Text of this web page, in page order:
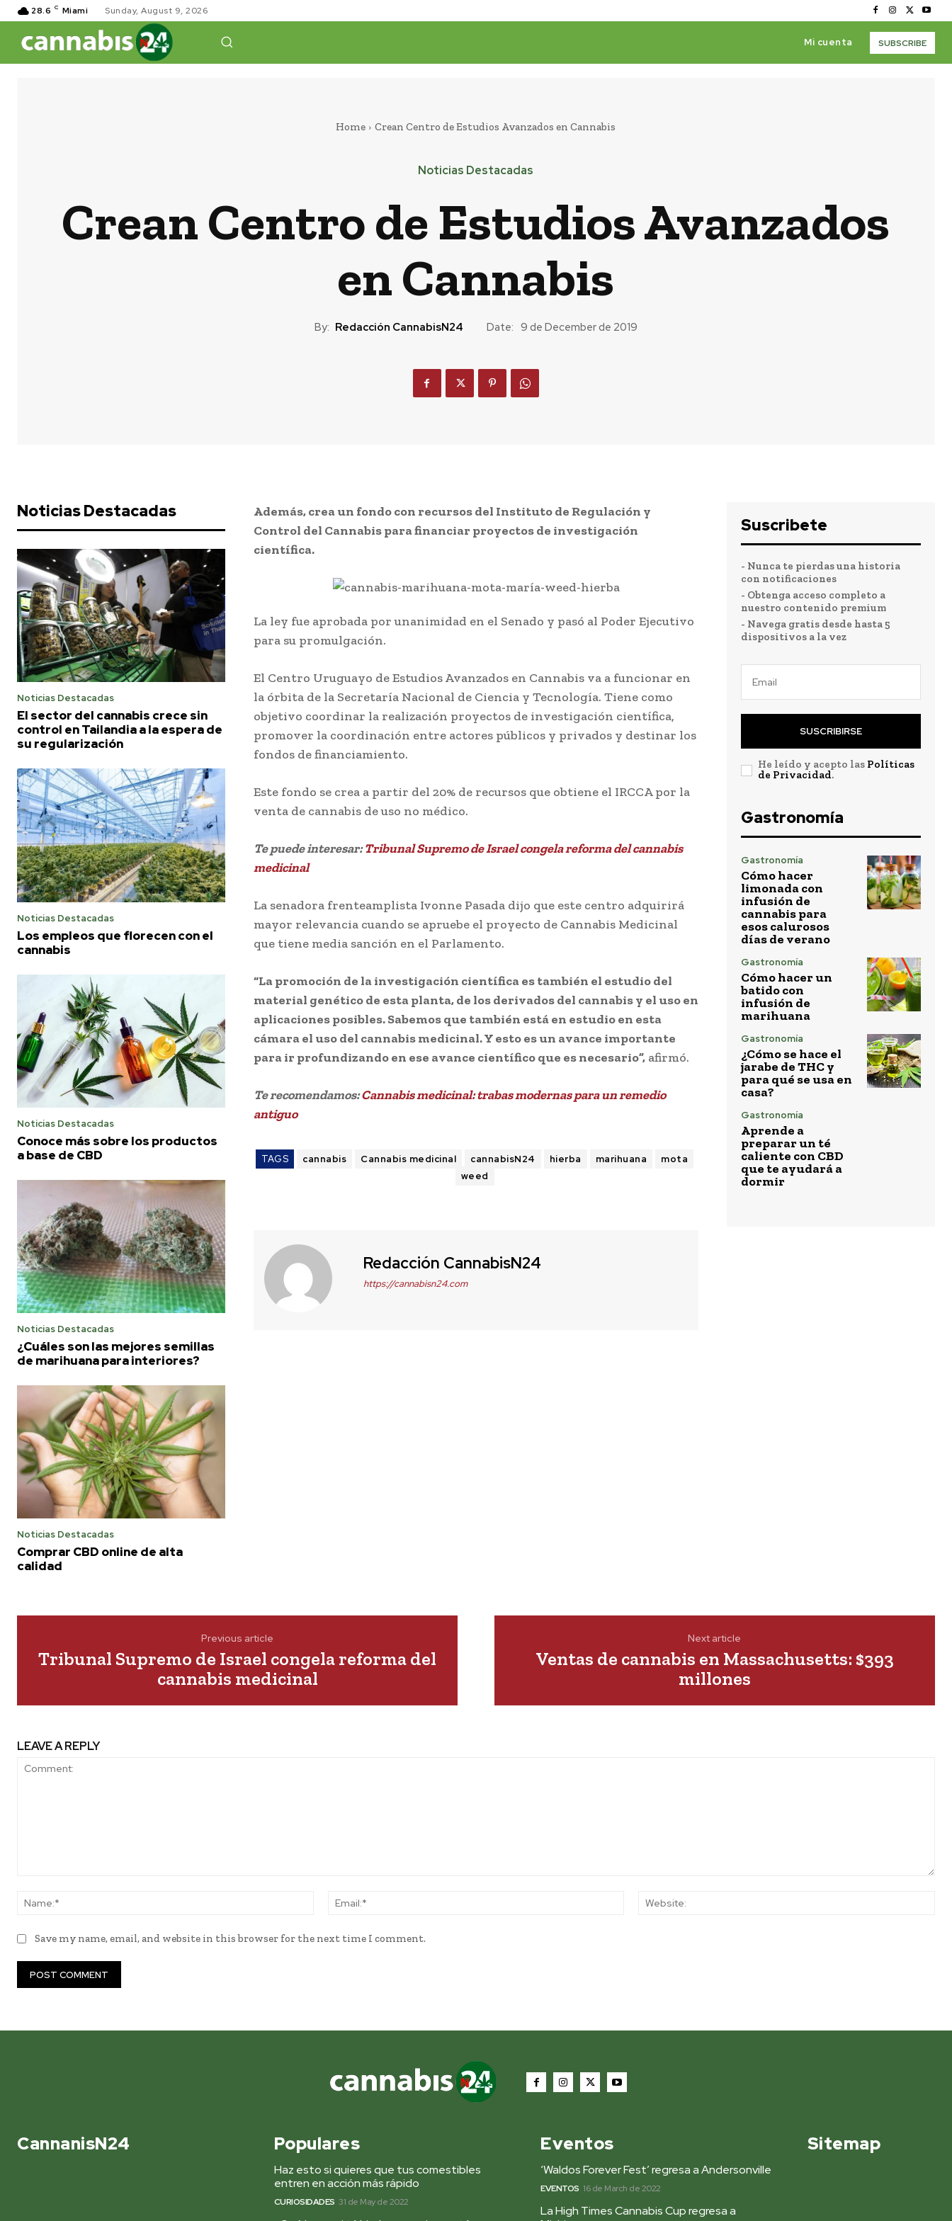
28.6 C Miami Sunday, August 9, 2026
Mi cuenta SUBSCRIBE
Home Crean Centro de Estudios Avanzados en Cannabis
Noticias Destacadas
Crean Centro de Estudios Avanzados
en Cannabis
By: Redacción CannabisN24 Date: 9 de December de 2019
Noticias Destacadas
Noticias Destacadas
El sector del cannabis crece sin
control en Tailandia a la espera de
su regularización
Noticias Destacadas
Los empleos que florecen con el
cannabis
Noticias Destacadas
Conoce más sobre los productos
a base de CBD
Noticias Destacadas
¿Cuáles son las mejores semillas
de marihuana para interiores?
Noticias Destacadas
Comprar CBD online de alta
calidad
Además, crea un fondo con recursos del Instituto de Regulación y
Control del Cannabis para financiar proyectos de investigación
científica.
La ley fue aprobada por unanimidad en el Senado y pasó al Poder Ejecutivo
para su promulgación.
El Centro Uruguayo de Estudios Avanzados en Cannabis va a funcionar en
la órbita de la Secretaría Nacional de Ciencia y Tecnología. Tiene como
objetivo coordinar la realización proyectos de investigación científica,
promover la coordinación entre actores públicos y privados y destinar los
fondos de financiamiento.
Este fondo se crea a partir del 20% de recursos que obtiene el IRCCA por la
venta de cannabis de uso no médico.
Te puede interesar:Tribunal Supremo de Israel congela reforma del cannabis
medicinal
La senadora frenteamplista Ivonne Pasada dijo que este centro adquirirá
mayor relevancia cuando se apruebe el proyecto de Cannabis Medicinal
que tiene media sanción en el Parlamento.
“La promoción de la investigación científica es también el estudio del
material genético de esta planta, de los derivados del cannabis y el uso en
aplicaciones posibles. Sabemos que también está en estudio en esta
cámara el uso del cannabis medicinal. Y esto es un avance importante
para ir profundizando en ese avance científico que es necesario”, afirmó.
Te recomendamos:Cannabis medicinal: trabas modernas para un remedio
antiguo
TAGS cannabis Cannabis medicinal cannabisN24 hierba marihuana
mota
weed
Redacción CannabisN24
https://cannabisn24.com
Suscribete
- Nunca te pierdas una historia
con notificaciones
- Obtenga acceso completo a
nuestro contenido premium
- Navega gratis desde hasta 5
dispositivos a la vez
SUSCRIBIRSE
He leído y acepto las Políticas
de Privacidad.
Gastronomía
Gastronomía
Cómo hacer
limonada con
infusión de
cannabis para
esos calurosos
días de verano
Gastronomía
Cómo hacer un
batido con
infusión de
marihuana
Gastronomía
¿Cómo se hace el
jarabe de THC y
para qué se usa en
casa?
Gastronomía
Aprende a
preparar un té
caliente con CBD
que te ayudará a
dormir
Previous article
Tribunal Supremo de Israel congela reforma del
cannabis medicinal
Next article
Ventas de cannabis en Massachusetts: $393
millones
LEAVE A REPLY
Name:*
Email:*
Save my name, email, and website in this browser for the next time I comment.
CannanisN24 Populares
Haz esto si quieres que tus comestibles
entren en acción más rápido
CURIOSIDADES 31 de May de 2022
Eventos
‘Waldos Forever Fest’ regresa a Andersonville
EVENTOS 16 de March de 2022
La High Times Cannabis Cup regresa a
Sitemap